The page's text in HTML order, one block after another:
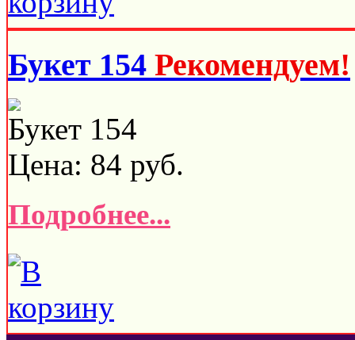
Букет 154 Рекомендуем!
Букет 154
Цена: 84 руб.
Подробнее...